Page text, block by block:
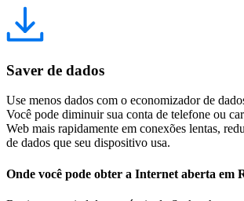
Saver de dados
Use menos dados com o economizador de
Você pode diminuir sua conta de telefone ou
Web mais rapidamente em conexões lentas,
de dados que seu dispositivo usa.
Onde você pode obter a Internet aberta em